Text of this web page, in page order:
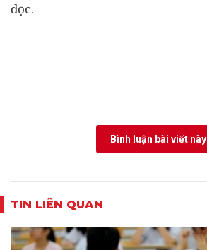
đọc.
Bình luận bài viết này
TIN LIÊN QUAN